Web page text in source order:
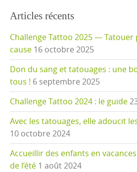
Articles récents
Challenge Tattoo 2025 —
cause 16 octobre 2025
Don du sang et tatouages : une
tous ! 6 septembre 2025
Challenge Tattoo 2024 : le guide
Avec les tatouages, elle adoucit
10 octobre 2024
Accueillir des enfants en
de l’été 1 août 2024